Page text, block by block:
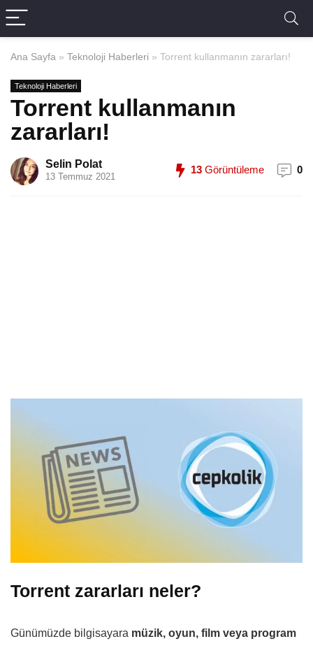
Ana Sayfa » Teknoloji Haberleri » Torrent kullanmanın zararları!
Teknoloji Haberleri
Torrent kullanmanın
zararları!
Selin Polat
13 Temmuz 2021
13 Görüntüleme 0
Torrent zararları neler?
Günümüzde bilgisayara müzik, oyun, film veya program